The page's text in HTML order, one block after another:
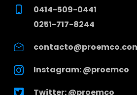
0414-509-0441
0251-717-8244
Instagram: @proemco
Twitter: @proemco